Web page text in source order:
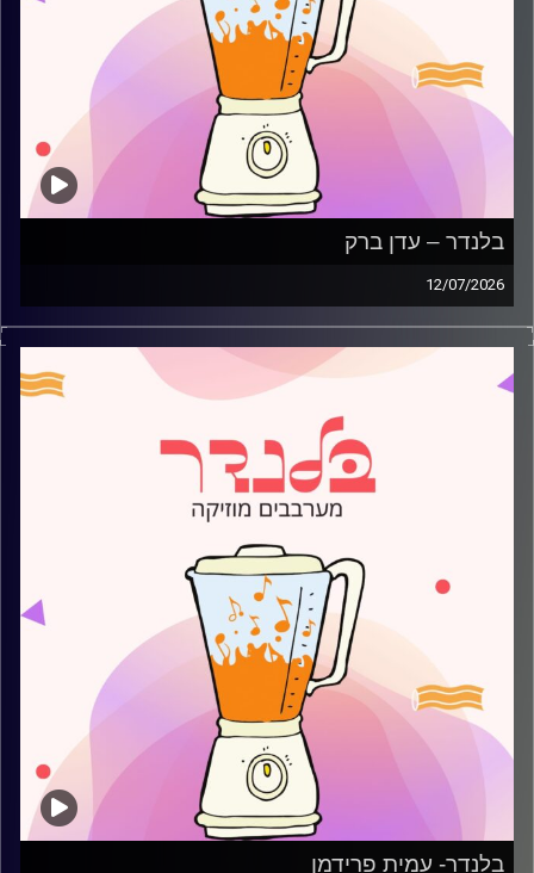
בלנדר – עדן ברק
12/07/2026
מוזיקה קצבית חדשה עם עדן ברק
קרדיט תמונות:
AudioVersity
בלנדר- עמית פרידמן